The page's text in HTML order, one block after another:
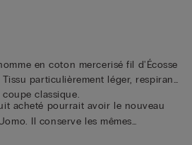
en coton mercerisé fil d'Écosse
particulièrement léger, respirant
classique.
acheté pourrait avoir le nouveau
Il conserve les mêmes